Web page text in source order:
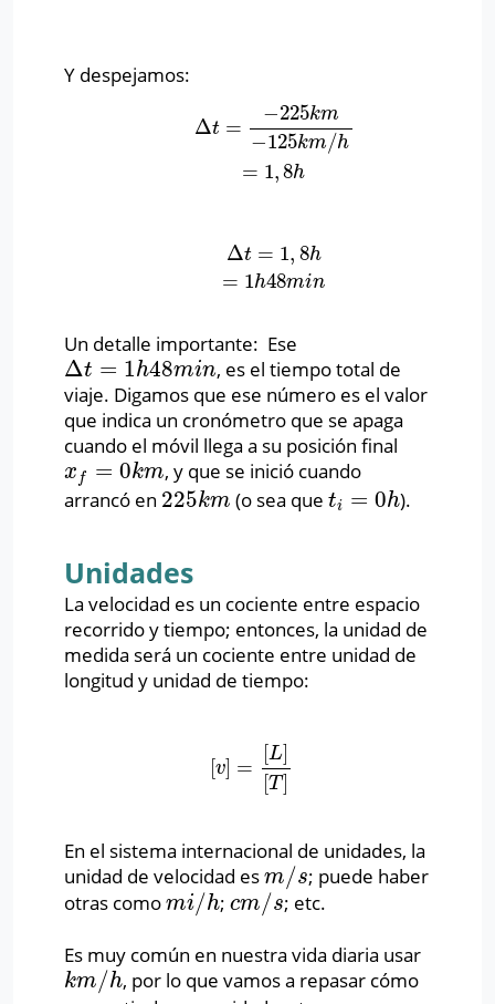
Y despejamos:
Δt =
−225km
−125km/h
= 1,8h
−225k m−125km/h=1
Δt = 1, 8h
= 1h48min
=1,8 h= 1h 48m
Un detalle importante: Ese
Δt = 1h48min
Δt= 1h48min
, es el tiempo total de
viaje. Digamos que ese número es el valor
que indica un cronómetro que se apaga
cuando el móvil llega a su posición final
x f = 0km
xf= 0k m
, y que se inició cuando
arrancó en 225km
225km (o sea que ti = 0h
ti= 0h ).
Unidades
La velocidad es un cociente entre espacio
recorrido y tiempo; entonces, la unidad de
medida será un cociente entre unidad de
longitud y unidad de tiempo:
[v] =
[L]
[T]
[v =[L ][T]
En el sistema internacional de unidades, la
unidad de velocidad es m /s
m/s ; puede haber
otras como mi/h
mi/h ; cm/s
cm/s ; etc.
Es muy común en nuestra vida diaria usar
km/h
km/h
, por lo que vamos a repasar cómo